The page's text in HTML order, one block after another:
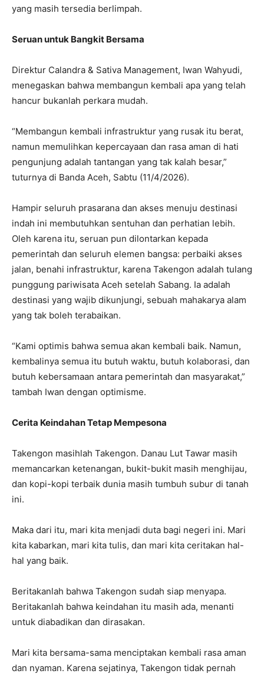
yang masih tersedia berlimpah.
Seruan untuk Bangkit Bersama
Direktur Calandra & Sativa Management, Iwan Wahyudi,
menegaskan bahwa membangun kembali apa yang telah
hancur bukanlah perkara mudah.
“Membangun kembali infrastruktur yang rusak itu berat,
namun memulihkan kepercayaan dan rasa aman di hati
pengunjung adalah tantangan yang tak kalah besar,”
tuturnya di Banda Aceh, Sabtu (11/4/2026).
Hampir seluruh prasarana dan akses menuju destinasi
indah ini membutuhkan sentuhan dan perhatian lebih.
Oleh karena itu, seruan pun dilontarkan kepada
pemerintah dan seluruh elemen bangsa: perbaiki akses
jalan, benahi infrastruktur, karena Takengon adalah tulang
punggung pariwisata Aceh setelah Sabang. Ia adalah
destinasi yang wajib dikunjungi, sebuah mahakarya alam
yang tak boleh terabaikan.
“Kami optimis bahwa semua akan kembali baik. Namun,
kembalinya semua itu butuh waktu, butuh kolaborasi, dan
butuh kebersamaan antara pemerintah dan masyarakat,”
tambah Iwan dengan optimisme.
Cerita Keindahan Tetap Mempesona
Takengon masihlah Takengon. Danau Lut Tawar masih
memancarkan ketenangan, bukit-bukit masih menghijau,
dan kopi-kopi terbaik dunia masih tumbuh subur di tanah
ini.
Maka dari itu, mari kita menjadi duta bagi negeri ini. Mari
kita kabarkan, mari kita tulis, dan mari kita ceritakan hal-
hal yang baik.
Beritakanlah bahwa Takengon sudah siap menyapa.
Beritakanlah bahwa keindahan itu masih ada, menanti
untuk diabadikan dan dirasakan.
Mari kita bersama-sama menciptakan kembali rasa aman
dan nyaman. Karena sejatinya, Takengon tidak pernah